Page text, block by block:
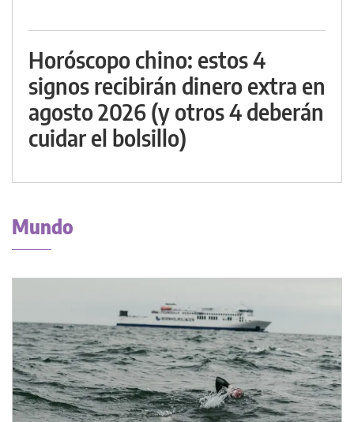
Horóscopo chino: estos 4
signos recibirán dinero extra en
agosto 2026 (y otros 4 deberán
cuidar el bolsillo)
Mundo